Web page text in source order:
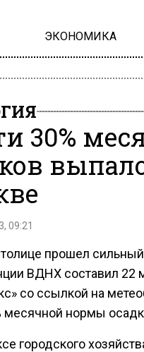
ЭКОНОМИКА
30%
09:21
прошел
ВДНХ составил
со ссылкой на
месячной нормы
городского